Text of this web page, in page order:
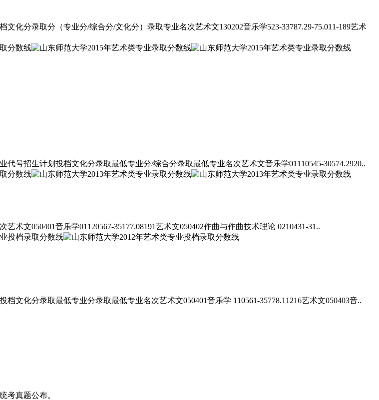
化分录取分（专业分/综合分/文化分）录取专业名次艺术文130202音乐学523-33787.29-75.011-189艺术
号招生计划投档文化分录取最低专业分/综合分录取最低专业名次艺术文音乐学01110545-30574.2920..
文050401音乐学01120567-35177.08191艺术文050402作曲与作曲技术理论 0210431-31..
文化分录取最低专业分录取最低专业名次艺术文050401音乐学 110561-35778.11216艺术文050403音..
考真题公布。